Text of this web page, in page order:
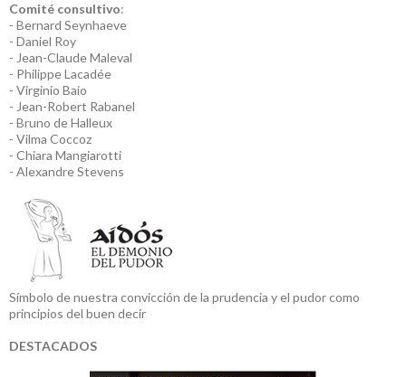
Comité consultivo:
- Bernard Seynhaeve
- Daniel Roy
- Jean-Claude Maleval
- Philippe Lacadée
- Virginio Baio
- Jean-Robert Rabanel
- Bruno de Halleux
- Vilma Coccoz
- Chiara Mangiarotti
- Alexandre Stevens
Símbolo de nuestra convicción de la prudencia y el pudor como
principios del buen decir
DESTACADOS